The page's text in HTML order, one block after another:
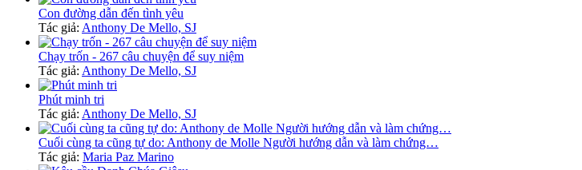
Con đường dẫn đến tình yêu
Tác giả: Anthony De Mello, SJ
Chạy trốn - 267 câu chuyện để suy niệm
Tác giả: Anthony De Mello, SJ
Phút minh tri
Tác giả: Anthony De Mello, SJ
Cuối cùng ta cũng tự do: Anthony de Molle Người hướng dẫn và làm chứng…
Tác giả: Maria Paz Marino